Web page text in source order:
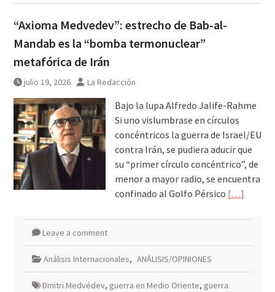
“Axioma Medvedev”: estrecho de Bab-al-
Mandab es la “bomba termonuclear”
metafórica de Irán
julio 19, 2026 La Redacción
Bajo la lupa Alfredo Jalife-Rahme
Si uno vislumbrase en círculos
concéntricos la guerra de Israel/EU
contra Irán, se pudiera aducir que
su “primer círculo concéntrico”, de
menor a mayor radio, se encuentra
confinado al Golfo Pérsico […]
Leave a comment
Análisis Internacionales, ANÁLISIS/OPINIONES
Dmitri Medvédev, guerra en Medio Oriente, guerra